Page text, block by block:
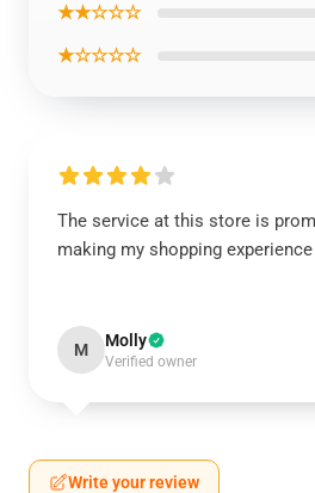
★★☆☆☆
★☆☆☆☆
The service at this store is
making my shopping
M Molly
Verified owner
Write your review